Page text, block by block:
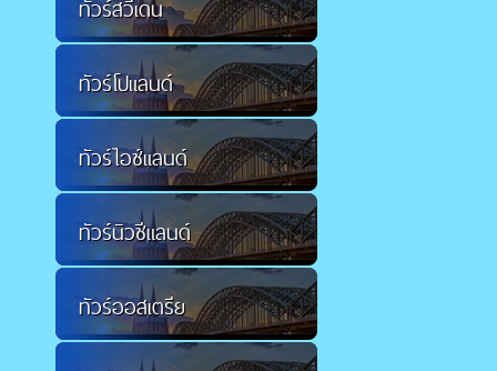
ทัวร์สวีเดน
ทัวร์โปแลนด์
ทัวร์ไอซ์แลนด์
ทัวร์นิวซีแลนด์
ทัวร์ออสเตรีย